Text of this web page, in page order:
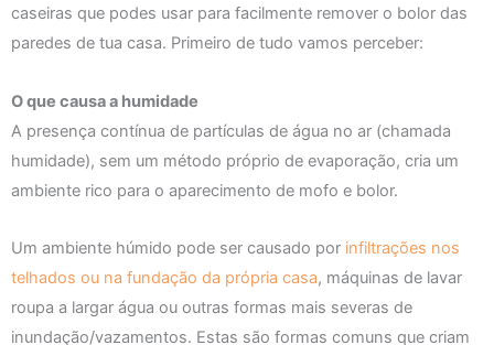
caseiras que podes usar para facilmente remover o bolor das
paredes de tua casa. Primeiro de tudo vamos perceber:
O que causa a humidade
A presença contínua de partículas de água no ar (chamada
humidade), sem um método próprio de evaporação, cria um
ambiente rico para o aparecimento de mofo e bolor.
Um ambiente húmido pode ser causado por infiltrações nos
telhados ou na fundação da própria casa, máquinas de lavar
roupa a largar água ou outras formas mais severas de
inundação/vazamentos. Estas são formas comuns que criam